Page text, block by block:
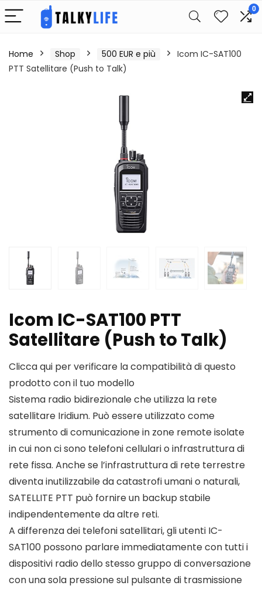
0
Home Shop 500 EUR e più
Icom IC-SAT100
PTT Satellitare (Push to Talk)
Icom IC-SAT100 PTT
Satellitare (Push to Talk)
Clicca qui per verificare la compatibilità di questo
prodotto con il tuo modello
Sistema radio bidirezionale che utilizza la rete
satellitare Iridium. Può essere utilizzato come
strumento di comunicazione in zone remote isolate
in cui non ci sono telefoni cellulari o infrastruttura di
rete fissa. Anche se l’infrastruttura di rete terrestre
diventa inutilizzabile da catastrofi umani o naturali,
SATELLITE PTT può fornire un backup stabile
indipendentemente da altre reti.
A differenza dei telefoni satellitari, gli utenti IC-
SAT100 possono parlare immediatamente con tutti i
dispositivi radio dello stesso gruppo di conversazione
con una sola pressione sul pulsante di trasmissione